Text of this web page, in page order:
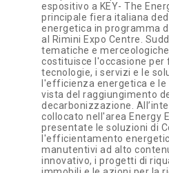
espositivo a KEY- The
principale fiera italiana
energetica in programma
al Rimini Expo Centre.
tematiche e
costituisce l'occasione per
tecnologie, i servizi e le
l'efficienza energetica e le
vista del raggiungimento
decarbonizzazione.
collocato nell'area Energy
presentate le soluzioni di
l'efficientamento
manutentivi ad alto
innovativo, i progetti di